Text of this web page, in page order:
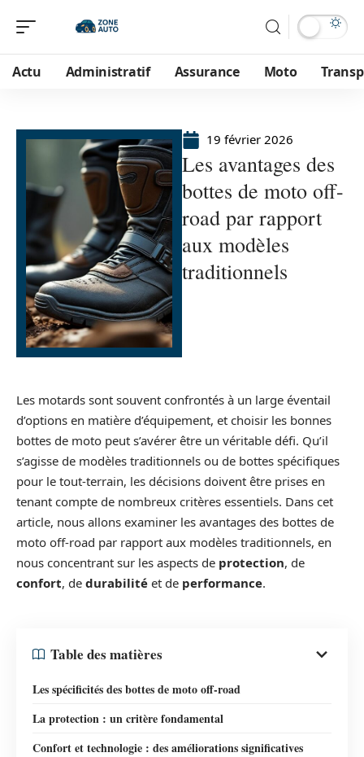
Actu Administratif Assurance Moto
19 février 2026
Les avantages des
bottes de moto off-
road par rapport
aux modèles
traditionnels
Les motards sont souvent confrontés à un large éventail
d’options en matière d’équipement, et choisir les bonnes
bottes de moto peut s’avérer être un véritable défi. Qu’il
s’agisse de modèles traditionnels ou de bottes spécifiques
pour le tout-terrain, les décisions doivent être prises en
tenant compte de nombreux critères essentiels. Dans cet
article, nous allons examiner les avantages des bottes de
moto off-road par rapport aux modèles traditionnels, en
nous concentrant sur les aspects de protection, de
confort, de durabilité et de performance.
Table des matières
Les spécificités des bottes de moto off-road
La protection : un critère fondamental
Confort et technologie : des améliorations significatives